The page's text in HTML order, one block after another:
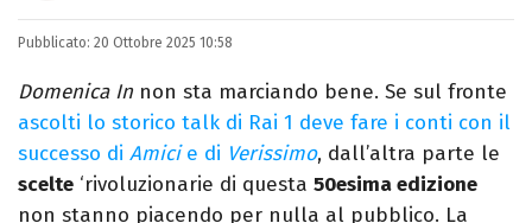
Nella mia vita non possono mancare, il
sul comodino, insieme a un romanzo di
Zafon.
Pubblicato: 20 Ottobre 2025 10:58
Domenica Innon sta marciando bene. Se sul fronte
ascolti lo storico talk di Rai 1 deve fare i conti con il
successo di Amicie di Verissimo, dall’altra parte le
scelte ‘rivoluzionarie di questa 50esima edizione
non stanno piacendo per nulla al pubblico. La